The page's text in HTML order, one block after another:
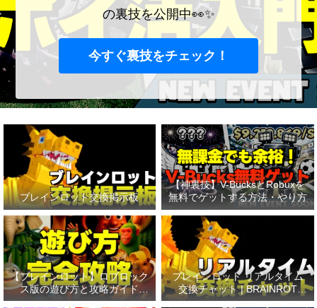
の裏技を公開中👀✨
今すぐ裏技をチェック！
ブレインロット交換掲示板
【神裏技】V-BucksとRobuxを
無料でゲットする方法・やり方
【ブレインロット】ロブロック
ス版の遊び方と攻略ガイド
【Roblox】
ブレインロット リアルタイム
交換チャット | BRAINROT
TRADE CHAT